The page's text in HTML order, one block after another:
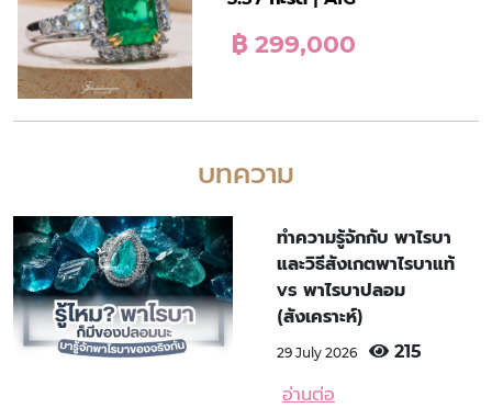
฿ 299,000
บทความ
ทำความรู้จักกับ พาไรบา
และวิธีสังเกตพาไรบาแท้
vs พาไรบาปลอม
(สังเคราะห์)
29 July 2026 215
อ่านต่อ